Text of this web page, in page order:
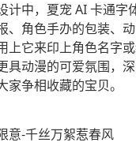
计中，夏宠 AI 卡通字
、角色手办的包装、
上它来印上角色名字
具动漫的可爱氛围，
家争相收藏的宝贝。
意-千丝万絮惹春风